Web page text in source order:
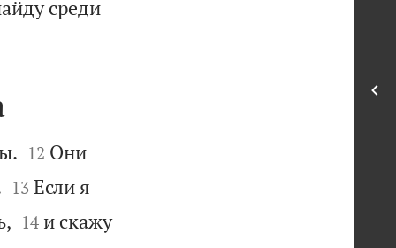
среди

12 Они

13 Если я


14 и скажу